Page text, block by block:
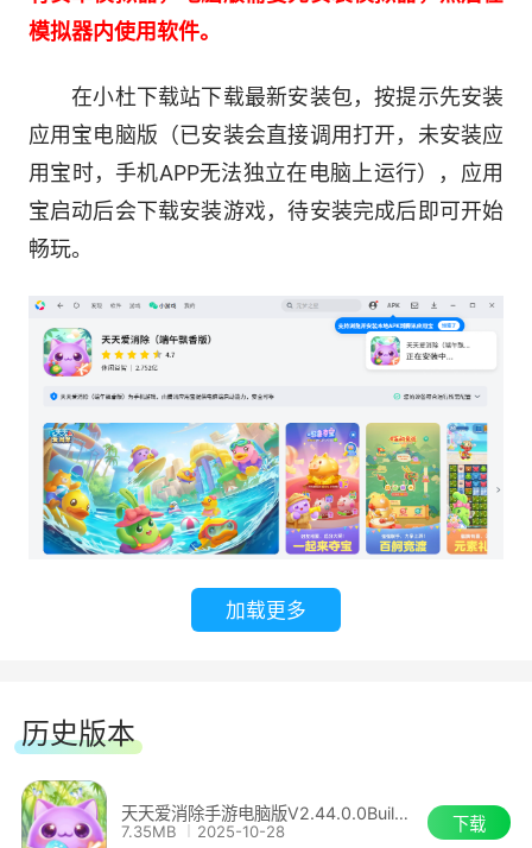
躲避旅途中可能出现的敌人!勇敢、智慧加一点点
【换装月赛】
从古典到现代，从西洋到华夏，精心剪裁的服
饰每月一换。只要完成指定消除关卡，就能穿上限
【温馨家园】
家是你亲手定义的空间!完成普通冒险关卡便
能获得家装币的奖励，使用家装币可以解锁精美家
具，在百种装扮风格的随心切换，打造属于你的心
灵空间吧!
【经典限时】
冠好礼不容错过!
【百变宠物】
模拟器内使用软件。
在小杜下载站下载最新安装包，按提示先安装
应用宝电脑版（已安装会直接调用打开，未安装应
用宝时，手机APP无法独立在电脑上运行），应用
宝启动后会下载安装游戏，待安装完成后即可开始
畅玩。
加载更多
历史版本
天天爱消除手游电脑版V2.44.0.0Build6
7.35MB 2025-10-28 下载